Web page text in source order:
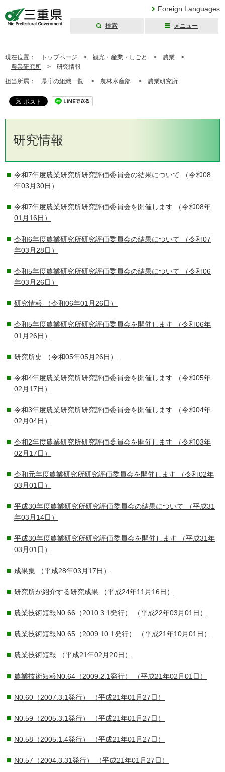
Foreign Languages
検索 メニュー
現在位置： トップページ > 観光・産業・しごと > 農業 >
農業研究所 > 研究情報
担当所属： 県庁の組織一覧 > 農林水産部 > 農業研究所
研究情報
令和7年度農業研究所研究評価委員会の結果について （令和08
年03月30日）
令和7年度農業研究所研究評価委員会を開催します （令和08年
01月16日）
令和6年度農業研究所研究評価委員会の結果について （令和07
年03月28日）
令和5年度農業研究所研究評価委員会の結果について （令和06
年03月26日）
研究情報 （令和06年01月26日）
令和5年度農業研究所研究評価委員会を開催します （令和06年
01月26日）
研究所史 （令和05年05月26日）
令和4年度農業研究所研究評価委員会を開催します （令和05年
02月17日）
令和3年度農業研究所研究評価委員会を開催します （令和04年
02月04日）
令和2年度農業研究所研究評価委員会を開催します （令和03年
02月17日）
令和元年度農業研究所研究評価委員会を開催します （令和02年
03月01日）
平成30年度農業研究所研究評価委員会の結果について （平成31
年03月14日）
平成30年度農業研究所研究評価委員会を開催します （平成31年
03月01日）
成果集 （平成28年03月17日）
研究所が紹介する研究成果 （平成24年11月16日）
農業技術短報N0.66（2010.3.1発行） （平成22年03月01日）
農業技術短報N0.65（2009.10.1発行） （平成21年10月01日）
農業技術短報 （平成21年02月20日）
農業技術短報N0.64（2009.2.1発行） （平成21年02月01日）
N0.60（2007.3.1発行） （平成21年01月27日）
N0.59（2005.3.1発行） （平成21年01月27日）
N0.58（2005.1.4発行） （平成21年01月27日）
N0.57（2004.3.31発行） （平成21年01月27日）